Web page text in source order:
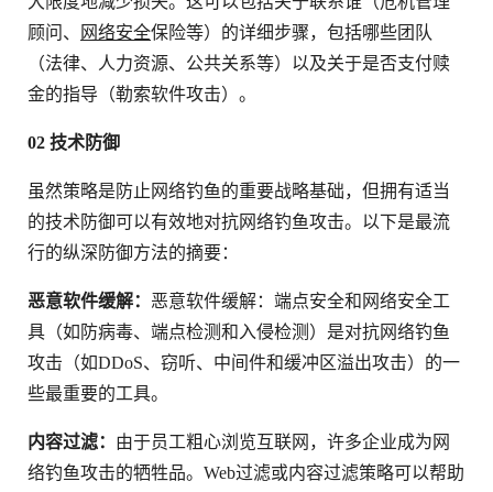
顾问、
网络安全保险等）的详细步骤，包括哪些团队
（法律、人力资源、公共关系等）以及关于是否支付赎
金的指导（勒索软件攻击）。
02 技术防御
虽然策略是防止网络钓鱼的重要战略基础，但拥有适当
的技术防御可以有效地对抗网络钓鱼攻击。以下是最流
行的纵深防御方法的摘要：
恶意软件缓解： 恶意软件缓解：端点安全和网络安全工
具（如防病毒、端点检测和入侵检测）是对抗网络钓鱼
攻击（如DDoS、窃听、中间件和缓冲区溢出攻击）的一
些最重要的工具。
内容过滤： 由于员工粗心浏览互联网，许多企业成为网
络钓鱼攻击的牺牲品。Web过滤或内容过滤策略可以帮助